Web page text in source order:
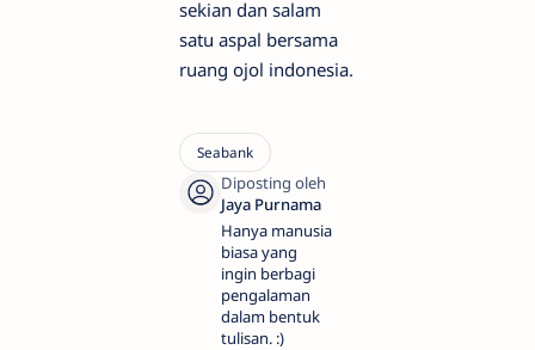
sekian dan salam
satu aspal bersama
ruang ojol indonesia.
Hanya manusia
biasa yang
ingin berbagi
pengalaman
dalam bentuk
tulisan. :)